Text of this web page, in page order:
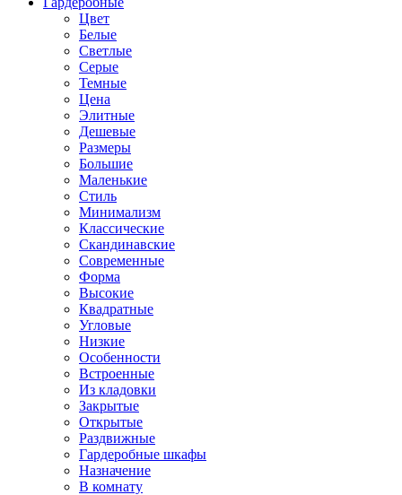
Цвет
Белые
Светлые
Серые
Темные
Цена
Элитные
Дешевые
Размеры
Большие
Маленькие
Стиль
Минимализм
Классические
Скандинавские
Современные
Форма
Высокие
Квадратные
Угловые
Низкие
Особенности
Встроенные
Из кладовки
Закрытые
Открытые
Раздвижные
Гардеробные шкафы
Назначение
В комнату